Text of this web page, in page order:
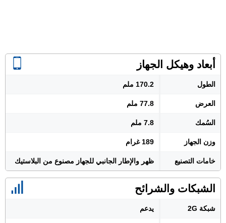
أبعاد وهيكل الجهاز
الطول 170.2 ملم
العرض 77.8 ملم
السُمك 7.8 ملم
وزن الجهاز 189 غرام
خامات التصنيع ظهر والإطار الجانبي للجهاز مصنوع من البلاستيك
الشبكات والشرائح
شبكة 2G يدعم